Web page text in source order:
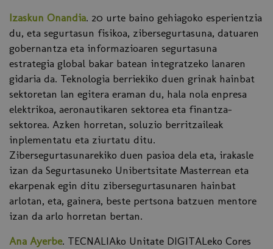
Izaskun Onandia. 20 urte baino gehiagoko esperientzia
du, eta segurtasun fisikoa, zibersegurtasuna, datuaren
gobernantza eta informazioaren segurtasuna
estrategia global bakar batean integratzeko lanaren
gidaria da. Teknologia berriekiko duen grinak hainbat
sektoretan lan egitera eraman du, hala nola enpresa
elektrikoa, aeronautikaren sektorea eta finantza-
sektorea. Azken horretan, soluzio berritzaileak
inplementatu eta ziurtatu ditu.
Zibersegurtasunarekiko duen pasioa dela eta, irakasle
izan da Segurtasuneko Unibertsitate Masterrean eta
ekarpenak egin ditu zibersegurtasunaren hainbat
arlotan, eta, gainera, beste pertsona batzuen mentore
izan da arlo horretan bertan.
Ana Ayerbe. TECNALIAko Unitate DIGITALeko Cores